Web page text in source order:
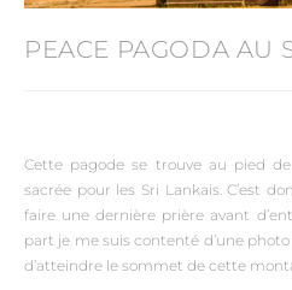
PEACE PAGODA AU
Cette pagode se trouve au pied
sacrée pour les Sri Lankais. C’est
faire une dernière prière avant
part je me suis contenté d’une
d’atteindre le sommet de cette